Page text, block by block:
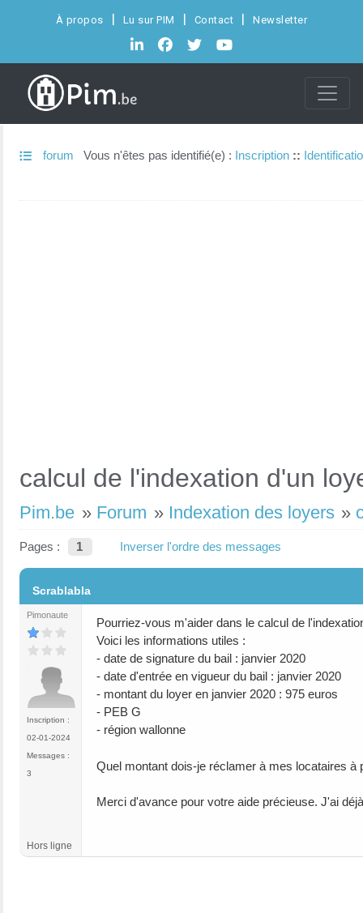
À propos Lu sur PIM Contact Newsletter
forum Vous n'êtes pas identifié(e) : Inscription ::
calcul de l'indexation d'un
Pim.be » Forum » Indexation des loyers »
Pages : 1 Inverser l'ordre des messages
Scrablabla
Pimonaute
Inscription :
02-01-2024
Messages :
3
Pourriez-vous m'aider dans le calcul de
Voici les informations utiles :
- date de signature du bail : janvier 2020
- date d'entrée en vigueur du bail : janvier 2020
- montant du loyer en janvier 2020 : 975 euros
- PEB G
- région wallonne
Quel montant dois-je réclamer à mes locataires à
Merci d'avance pour votre aide précieuse. J'ai
Hors ligne